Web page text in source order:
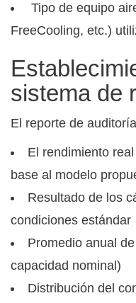
Tipo de equipo
FreeCooling, etc.)
sistema de
El reporte de
El rendimiento
base al modelo
Resultado de los
condiciones estándar
Promedio anual
capacidad nominal)
Distribución del